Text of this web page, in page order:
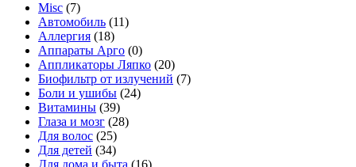
Misc (7)
Автомобиль (11)
Аллергия (18)
Аппараты Арго (0)
Аппликаторы Ляпко (20)
Биофильтр от излучений (7)
Боли и ушибы (24)
Витамины (39)
Глаза и мозг (28)
Для волос (25)
Для детей (34)